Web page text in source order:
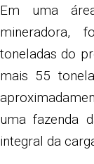
Em uma
mineradora,
toneladas do
mais 55
uma fazenda
integral da